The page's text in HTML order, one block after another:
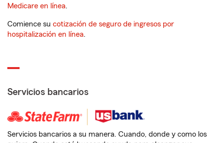
Medicare en línea.
Comience su cotización de seguro de ingresos por
hospitalización en línea.
Servicios bancarios
Servicios bancarios a su manera. Cuando, donde y como los